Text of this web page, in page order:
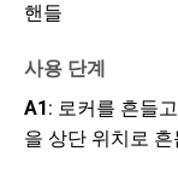
핸들
사용 단계
A1: 로커를 흔들
을 상단 위치로 흔